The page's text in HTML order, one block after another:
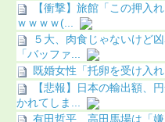
【衝撃】旅館「この押入
ｗｗｗｗ(...
５大、肉食じゃないけど
「バッファ...
既婚女性「托卵を受け入
【悲報】日本の輸出額、
かれてしま...
有田哲平、高田馬場は「